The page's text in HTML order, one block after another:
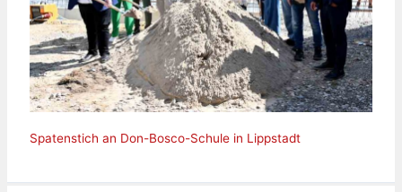
Spatenstich an Don-Bosco-Schule in Lippstadt